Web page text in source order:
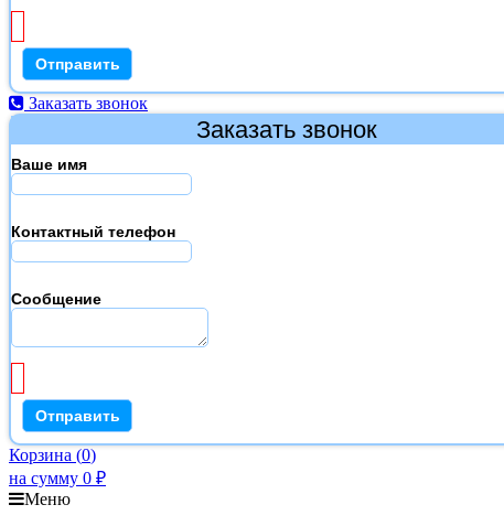
Заказать звонок
Заказать звонок
Ваше имя
Контактный телефон
Сообщение
Корзина (0)
на сумму 0 ₽
Меню